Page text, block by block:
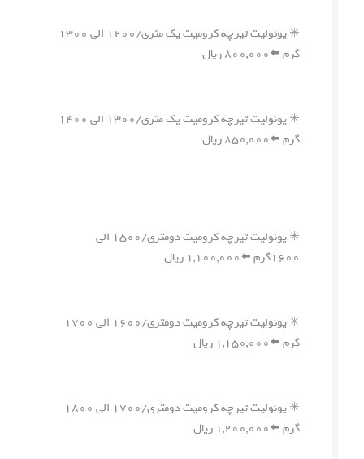
✳️ یونولیت تیرچه کرومیت یک متری/۱۲۰۰ الی ۱۳۰۰
گرم ⬅️۸۰۰,۰۰۰ ریال
✳️ یونولیت تیرچه کرومیت یک متری/۱۳۰۰ الی ۱۴۰۰
گرم ⬅️۸۵۰,۰۰۰ ریال
✳️ یونولیت تیرچه کرومیت دومتری/۱۵۰۰ الی
۱۶۰۰گرم ⬅️۱,۱۰۰,۰۰۰ ریال
✳️ یونولیت تیرچه کرومیت دومتری/۱۶۰۰ الی ۱۷۰۰
گرم ⬅️۱,۱۵۰,۰۰۰ ریال
✳️ یونولیت تیرچه کرومیت دومتری/۱۷۰۰ الی ۱۸۰۰
گرم ⬅️۱,۲۰۰,۰۰۰ ریال